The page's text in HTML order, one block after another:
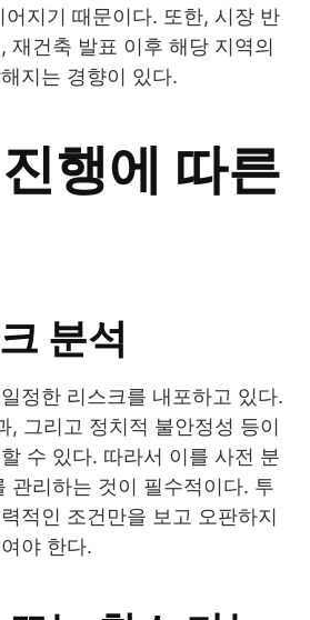
지기 때문이다. 또한, 시장 반
재건축 발표 이후 해당 지역의
지는 경향이 있다.
행에 따른
분석
정한 리스크를 내포하고 있다.
, 그리고 정치적 불안정성 등이
수 있다. 따라서 이를 사전 분
관리하는 것이 필수적이다. 투
적인 조건만을 보고 오판하지
야 한다.